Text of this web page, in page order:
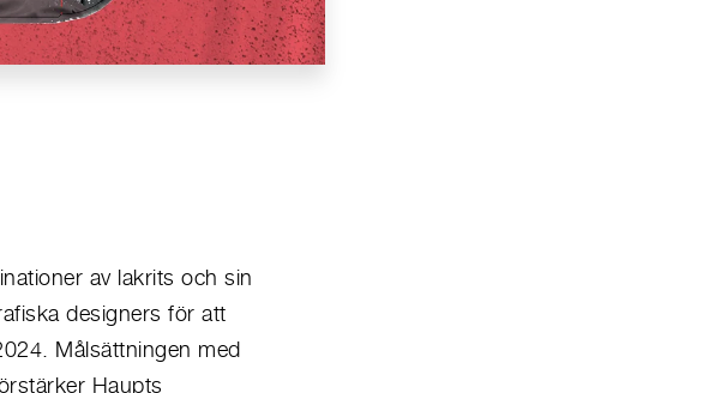
av lakrits och sin
designers för att
Målsättningen med
Haupts